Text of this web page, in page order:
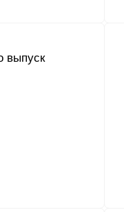
выпуск